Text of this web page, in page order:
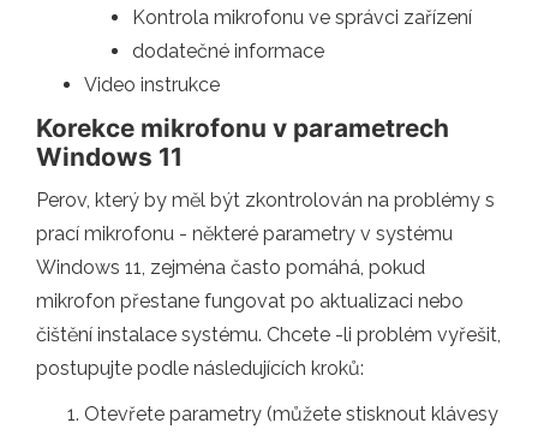
Kontrola mikrofonu ve správci zařízení
dodatečné informace
Video instrukce
Korekce mikrofonu v parametrech
Windows 11
Perov, který by měl být zkontrolován na problémy s
prací mikrofonu - některé parametry v systému
Windows 11, zejména často pomáhá, pokud
mikrofon přestane fungovat po aktualizaci nebo
čištění instalace systému. Chcete -li problém vyřešit,
postupujte podle následujících kroků:
Otevřete parametry (můžete stisknout klávesy